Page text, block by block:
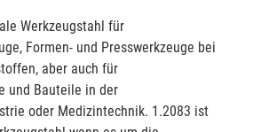
Werkzeugstahl für
Formen- und Presswerkzeuge bei
aber auch für
und Bauteile in der
oder Medizintechnik. 1.2083 ist